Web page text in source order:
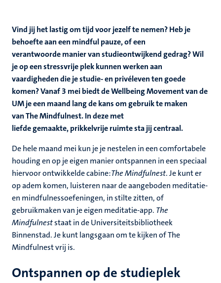
Vind jij het lastig om tijd voor jezelf te nemen? Heb je
behoefte aan een mindful pauze, of een
verantwoorde manier van studieontwijkend gedrag? Wil
je op een stressvrije plek kunnen werken aan
vaardigheden die je studie- en privéleven ten goede
komen? Vanaf 3 mei biedt de Wellbeing Movement van de
UM je een maand lang de kans om gebruik te maken
van The Mindfulnest. In deze met
liefde gemaakte, prikkelvrije ruimte sta jij centraal.
De hele maand mei kun je je nestelen in een comfortabele
houding en op je eigen manier ontspannen in een speciaal
hiervoor ontwikkelde cabine:The Mindfulnest. Je kunt er
op adem komen, luisteren naar de aangeboden meditatie-
en mindfulnessoefeningen, in stilte zitten, of
gebruikmaken van je eigen meditatie-app. The
Mindfulneststaat in de Universiteitsbibliotheek
Binnenstad. Je kunt langsgaan om te kijken of The
Mindfulnest vrij is.
Ontspannen op de studieplek